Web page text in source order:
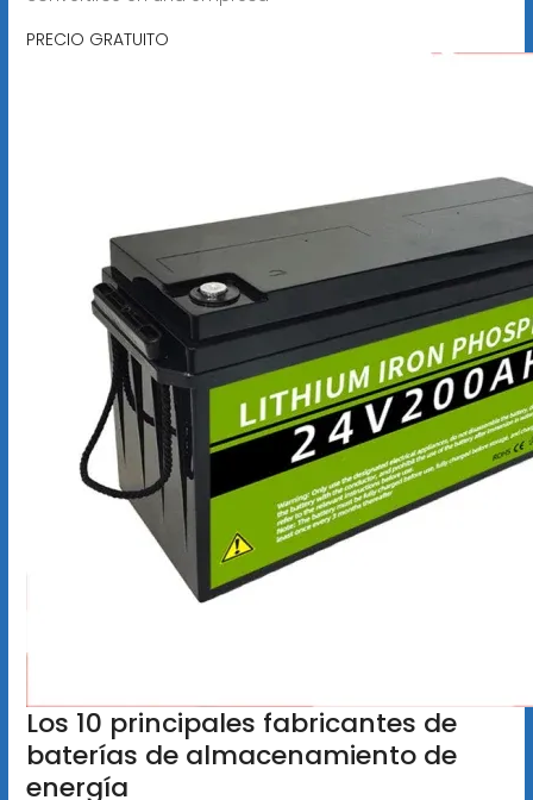
PRECIO GRATUITO
Los 10 principales fabricantes de
baterías de almacenamiento de
energía